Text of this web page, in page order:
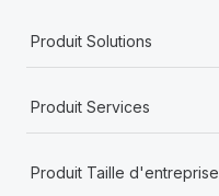
Produit Solutions
Produit Services
Produit Taille d'entreprise